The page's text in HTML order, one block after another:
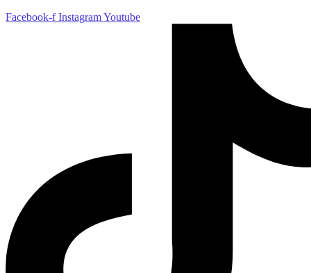
Facebook-f InstagramYoutube